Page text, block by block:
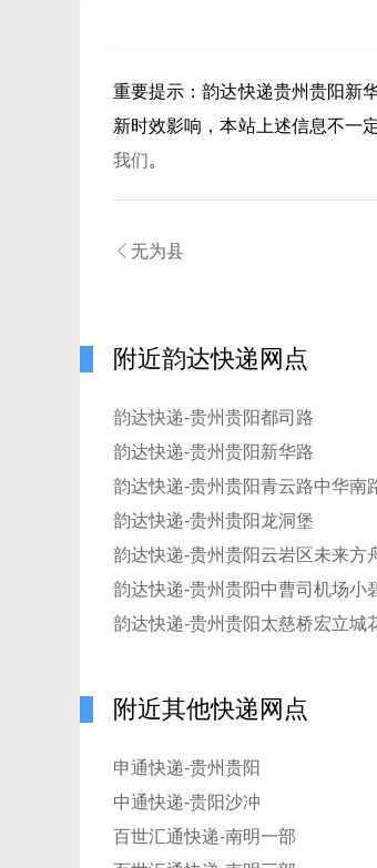
重要提示：韵达快递贵州贵阳新
新时效影响，本站上述信息不一
我们。
 无为县
附近韵达快递网点
韵达快递-贵州贵阳都司路
韵达快递-贵州贵阳新华路
韵达快递-贵州贵阳龙洞堡
韵达快递-贵州贵阳云岩区未来方
附近其他快递网点
申通快递-贵州贵阳
中通快递-贵阳沙冲
百世汇通快递-南明一部